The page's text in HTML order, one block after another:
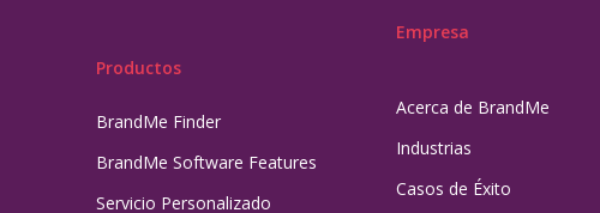
Productos
BrandMe Finder
BrandMe Software Features
Servicio Personalizado
Empresa
Acerca de BrandMe
Industrias
Casos de Éxito